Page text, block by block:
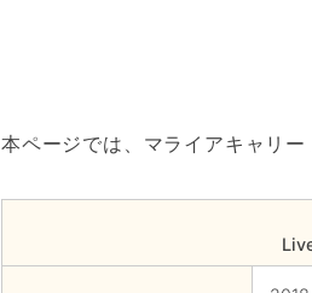
本ページでは、マライアキャリ